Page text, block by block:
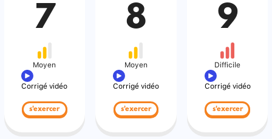
7
Moyen
Corrigé vidéo
s'exercer
8
Moyen
Corrigé vidéo
s'exercer
9
Difficile
Corrigé vidéo
s'exercer